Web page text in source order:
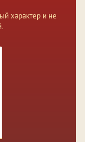
характер и не